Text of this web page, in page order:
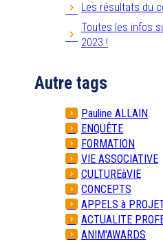
Les résultats du
Toutes les infos
2023 !
Autre tags
Pauline ALLAIN
ENQUÊTE
FORMATION
VIE ASSOCIATIVE
CULTUREàVIE
CONCEPTS
APPELS à
ACTUALITE
ANIM'AWARDS